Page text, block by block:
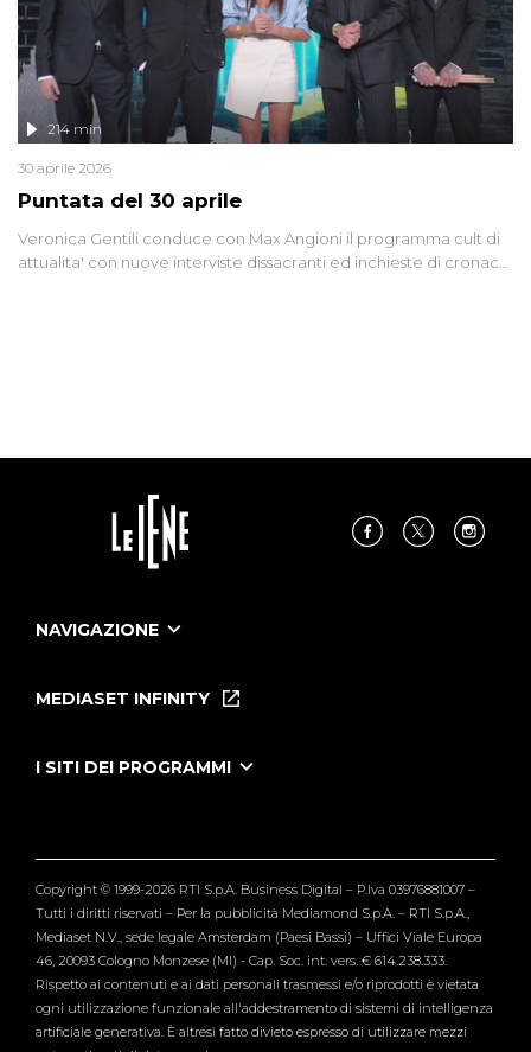
Puntata del 30 aprile
214 min
30 aprile 2026
Veronica Gentili conduce con Max Angioni il programma cult di
attualita' con nuove interviste dissacranti ed inchieste di cronaca
NAVIGAZIONE
Le Iene Presentano Inside
Tutti i servizi
MEDIASET INFINITY
I SITI DEI PROGRAMMI
Verissimo
Copyright © 1999-2026 RTI S.p.A. Business Digital – P.Iva 03976881007 –
Tutti i diritti riservati – Per la pubblicità Mediamond S.p.A. – RTI S.p.A.,
Mediaset N.V., sede legale Amsterdam (Paesi Bassi) – Uffici Viale Europa
46, 20093 Cologno Monzese (MI) - Cap. Soc. int. vers. € 614.238.333.
Rispetto ai contenuti e ai dati personali trasmessi e/o riprodotti è vietata
ogni utilizzazione funzionale all'addestramento di sistemi di intelligenza
artificiale generativa. È altresì fatto divieto espresso di utilizzare mezzi